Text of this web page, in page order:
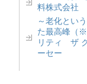
料株式会社
～老化とい
た最高峰（
リティ ザ
ーセー